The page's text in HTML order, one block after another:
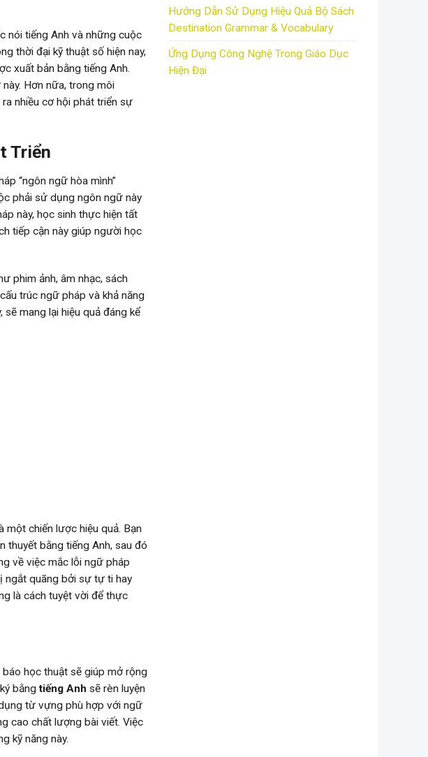
nói tiếng Anh và những cuộc
thời đại kỹ thuật số hiện nay,
xuất bản bằng tiếng Anh.
Hơn nữa, trong môi
nhiều cơ hội phát triển sự
Triển
“ngôn ngữ hòa mình”
phải sử dụng ngôn ngữ này
này, học sinh thực hiện tất
tiếp cận này giúp người học
phim ảnh, âm nhạc, sách
trúc ngữ pháp và khả năng
mang lại hiệu quả đáng kể
chiến lược hiệu quả. Bạn
thuyết bằng tiếng Anh, sau đó
về việc mắc lỗi ngữ pháp
ngắt quãng bởi sự tự ti hay
là cách tuyệt vời để thực
học thuật sẽ giúp mở rộng
bằngtiếng Anh sẽ rèn luyện
từ vựng phù hợp với ngữ
cao chất lượng bài viết. Việc
kỹ năng này.
Hướng Dẫn Sử Dụng Hiệu Quả Bộ Sách
Destination Grammar & Vocabulary
Ứng Dụng Công Nghệ Trong Giáo Dục
Hiện Đại